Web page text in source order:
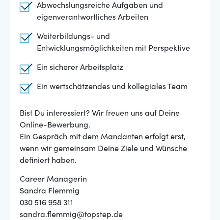
Abwechslungsreiche Aufgaben und
eigenverantwortliches Arbeiten
Weiterbildungs- und
Entwicklungsmöglichkeiten mit Perspektive
Ein sicherer Arbeitsplatz
Ein wertschätzendes und kollegiales Team
Bist Du interessiert? Wir freuen uns auf Deine
Online-Bewerbung.
Ein Gespräch mit dem Mandanten erfolgt erst,
wenn wir gemeinsam Deine Ziele und Wünsche
definiert haben.
Career Managerin
Sandra Flemmig
030 516 958 311
sandra.flemmig@topstep.de